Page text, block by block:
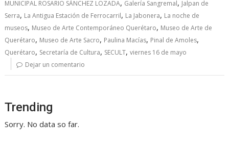
MUNICIPAL ROSARIO SÁNCHEZ LOZADA, Galería Sangremal, Jalpan de
Serra, La Antigua Estación de Ferrocarril, La Jabonera, La noche de
museos, Museo de Arte Contemporáneo Querétaro, Museo de Arte de
Querétaro, Museo de Arte Sacro, Paulina Macías, Pinal de Amoles,
Querétaro, Secretaría de Cultura, SECULT,viernes 16 de mayo
Dejar un comentario
Trending
Sorry. No data so far.